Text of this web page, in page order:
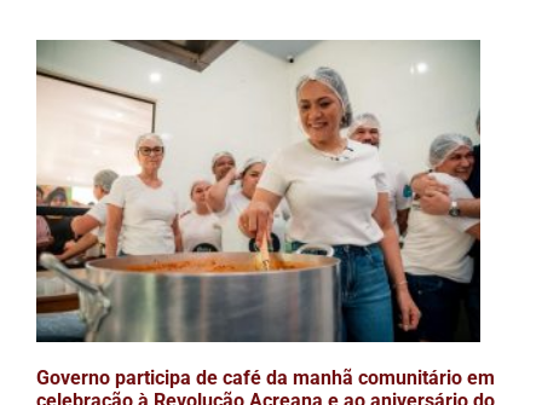
Governo participa de café da manhã comunitário em